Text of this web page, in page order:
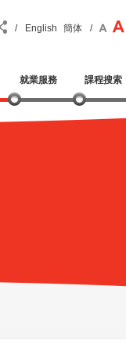
/ English 簡体 /
就業服務 課程搜索